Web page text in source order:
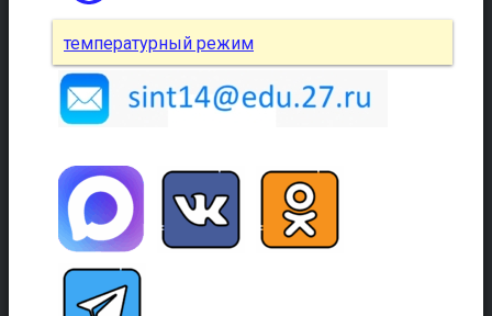
температурный режим